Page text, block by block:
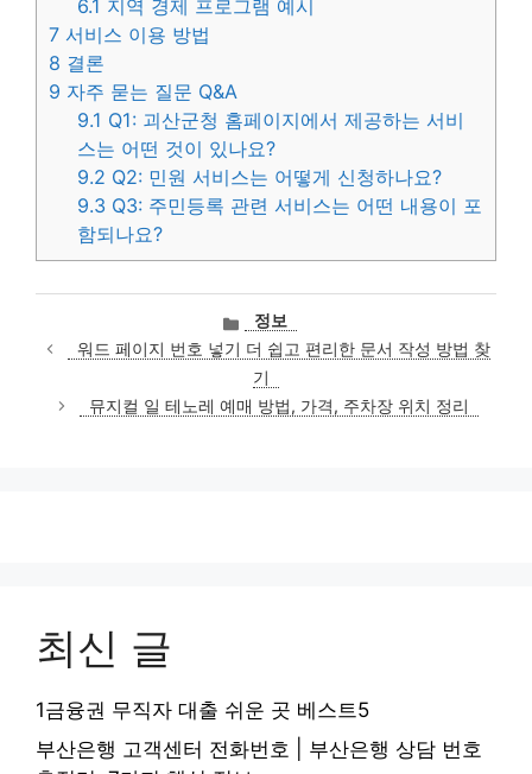
6.1 지역 경제 프로그램 예시
7 서비스 이용 방법
8 결론
9 자주 묻는 질문 Q&A
9.1 Q1: 괴산군청 홈페이지에서 제공하는 서비
스는 어떤 것이 있나요?
9.2 Q2: 민원 서비스는 어떻게 신청하나요?
9.3 Q3: 주민등록 관련 서비스는 어떤 내용이 포
함되나요?
카
테
고
리
정보
워드 페이지 번호 넣기 더 쉽고 편리한 문서 작성 방법 찾
기
뮤지컬 일 테노레 예매 방법, 가격, 주차장 위치 정리
최신 글
1금융권 무직자 대출 쉬운 곳 베스트5
부산은행 고객센터 전화번호 | 부산은행 상담 번호